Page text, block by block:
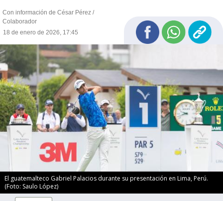
Con información de César Pérez /
Colaborador
18 de enero de 2026, 17:45
El guatemalteco Gabriel Palacios durante su presentación en Lima, Perú.
(Foto: Saulo López)